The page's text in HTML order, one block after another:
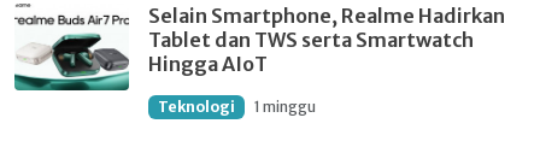
Selain Smartphone, Realme Hadirkan
Tablet dan TWS serta Smartwatch
Hingga AIoT
Teknologi 1 minggu